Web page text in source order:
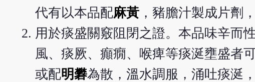
代有以本品配麻黃，豬膽汁製成片劑
用於痰盛關竅阻閉之證。本品味辛而
風、痰厥、癲癇、喉痺等痰涎壅盛者
或配明礬為散，溫水調服，涌吐痰涎